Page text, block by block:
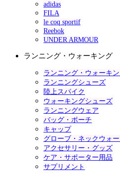
adidas
FILA
le coq sportif
Reebok
UNDER ARMOUR
ランニング・ウォーキング
ランニング・ウォーキ
ランニングシューズ
陸上スパイク
ウォーキングシューズ
ランニングウェア
バッグ・ポーチ
キャップ
グローブ・ネックウォ
アクセサリー・グッズ
ケア・サポーター用品
サプリメント